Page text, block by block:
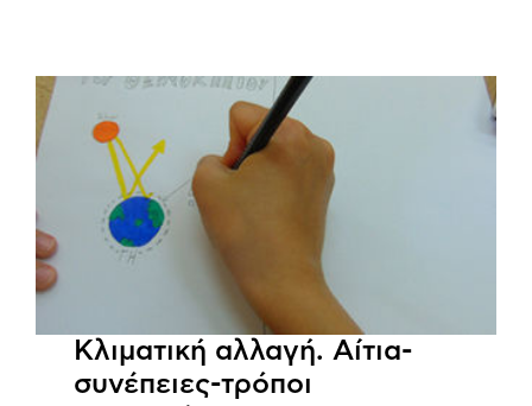
Κλιματική αλλαγή. Αίτια-
συνέπειες-τρόποι